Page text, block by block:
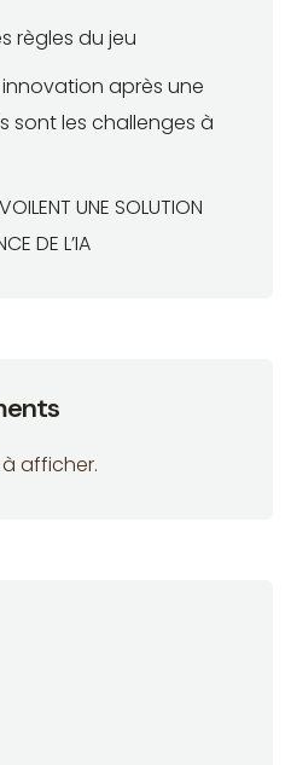
règles du jeu
après une
sont les challenges à
UNE SOLUTION
DE L’IA
afficher.